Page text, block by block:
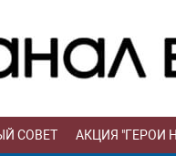
СОВЕТ АКЦИЯ "ГЕРОИ